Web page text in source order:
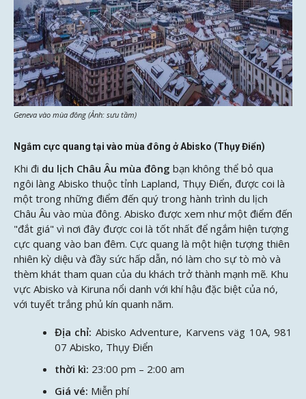
Geneva vào mùa đông (Ảnh: sưu tầm)
Ngắm cực quang tại vào mùa đông ở Abisko (Thụy Điển)
Khi đi du lịch Châu Âu mùa đông bạn không thể bỏ qua
ngôi làng Abisko thuộc tỉnh Lapland, Thụy Điển, được coi là
một trong những điểm đến quý trong hành trình du lịch
Châu Âu vào mùa đông. Abisko được xem như một điểm đến
"đắt giá" vì nơi đây được coi là tốt nhất để ngắm hiện tượng
cực quang vào ban đêm. Cực quang là một hiện tượng thiên
nhiên kỳ diệu và đầy sức hấp dẫn, nó làm cho sự tò mò và
thèm khát tham quan của du khách trở thành mạnh mẽ. Khu
vực Abisko và Kiruna nổi danh với khí hậu đặc biệt của nó,
với tuyết trắng phủ kín quanh năm.
Địa chỉ: Abisko Adventure, Karvens väg 10A, 981
07 Abisko, Thụy Điển
thời kì: 23:00 pm – 2:00 am
Giá vé: Miễn phí